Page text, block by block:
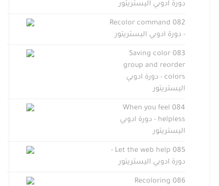
دورة ادوبي اليستريتور
082 Recolor command
- دورة ادوبي اليستريتور
083 Saving color
group and reorder
colors - دورة ادوبي
اليستريتور
084 When you feel
helpless - دورة ادوبي
اليستريتور
085 Let the web help -
دورة ادوبي اليستريتور
086 Recoloring